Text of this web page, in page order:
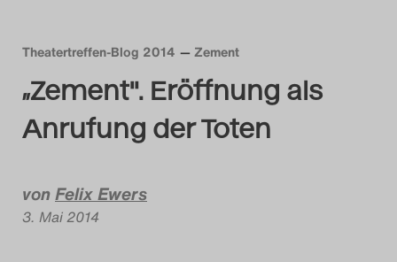
Das Theatertreffen-Blog
2018 Alumni
Das Theatertreffen-Blog
Das Theatertreffen-Blog
Theatertreffen-Blog 2014 Zement
„Zement". Eröffnung als
Anrufung der Toten
vonFelix Ewers
3. Mai 2014